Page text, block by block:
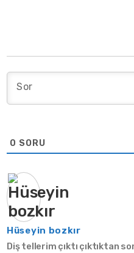
0 SORU
Hüseyin bozkır
Diş tellerim çıktı çıktıktan